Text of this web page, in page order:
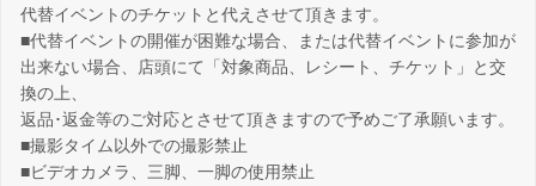
代替イベントのチケットと代えさせて頂きます。
■代替イベントの開催が困難な場合、または代替イベントに参加が
出来ない場合、店頭にて「対象商品、レシート、チケット」と交
換の上、
返品･返金等のご対応とさせて頂きますので予めご了承願います。
■撮影タイム以外での撮影禁止
■ビデオカメラ、三脚、一脚の使用禁止